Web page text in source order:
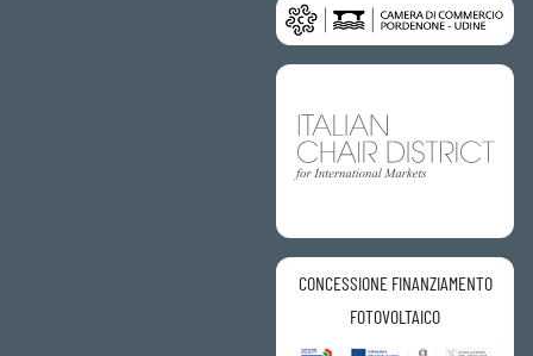
CONCESSIONE FINANZIAMENTO
FOTOVOLTAICO